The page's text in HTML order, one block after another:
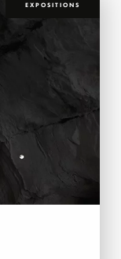
EXPOSITIONS